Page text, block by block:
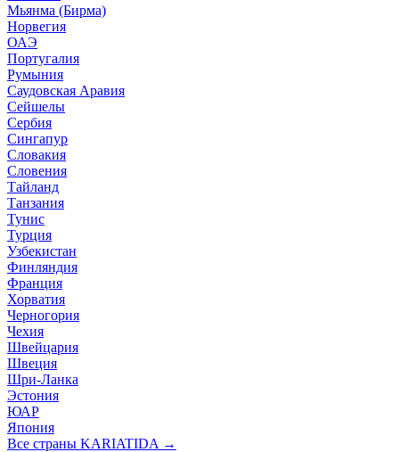
Мьянма (Бирма)
Норвегия
ОАЭ
Португалия
Румыния
Саудовская Аравия
Сейшелы
Сербия
Сингапур
Словакия
Словения
Тайланд
Танзания
Тунис
Турция
Узбекистан
Финляндия
Франция
Хорватия
Черногория
Чехия
Швейцария
Швеция
Шри-Ланка
Эстония
ЮАР
Япония
Все страны KARIATIDA →